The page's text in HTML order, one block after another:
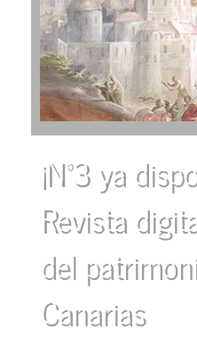
¡Nº3 ya
Revista
del
Canarias